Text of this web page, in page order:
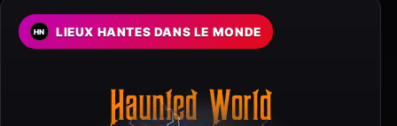
LIEUX HANTES DANS LE MONDE